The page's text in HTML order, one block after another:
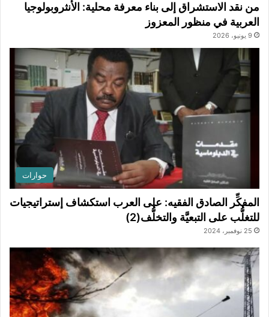
من نقد الاستشراق إلى بناء معرفة محلية: الأنثروبولوجيا
العربية في منظور المعزوز
9 يونيو، 2026
حوارات
المفكِّر الصادق الفقيه: على العرب استكشاف إستراتيجيات
للتغلُّب على التبعيَّة والتخلُّف(2)
25 نوفمبر، 2024